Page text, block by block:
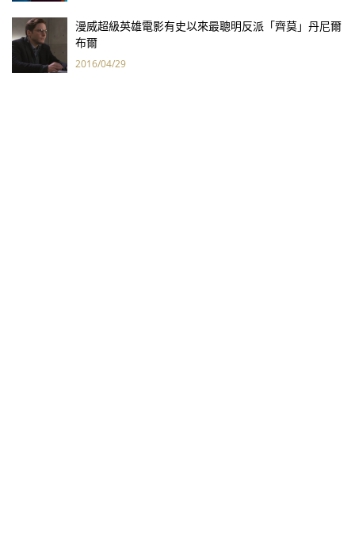
漫威超級英雄電影有史以來最聰明反派「齊莫」丹尼爾
布爾
2016/04/29